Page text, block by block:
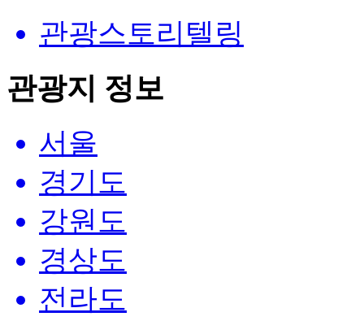
관광스토리텔링
관광지 정보
서울
경기도
강원도
경상도
전라도